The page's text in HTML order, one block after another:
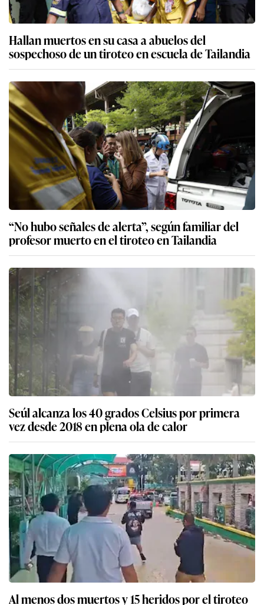
Hallan muertos en su casa a abuelos del
sospechoso de un tiroteo en escuela de Tailandia
“No hubo señales de alerta”, según familiar del
profesor muerto en el tiroteo en Tailandia
Seúl alcanza los 40 grados Celsius por primera
vez desde 2018 en plena ola de calor
Al menos dos muertos y 15 heridos por el tiroteo